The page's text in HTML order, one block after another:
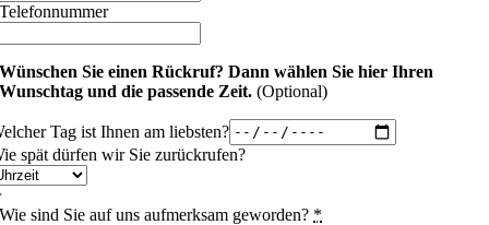
Telefonnummer
Wünschen Sie einen Rückruf? Dann wählen Sie hier Ihren
Wunschtag und die passende Zeit.(Optional)
Tag ist Ihnen am liebsten?
spät dürfen wir Sie zurückrufen?
Wie sind Sie auf uns aufmerksam geworden? *